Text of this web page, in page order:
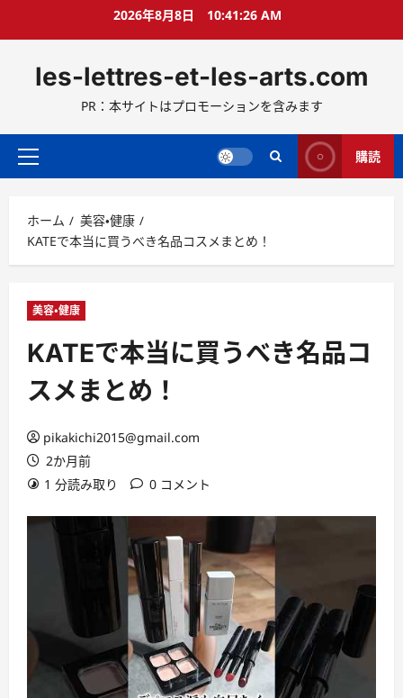
ス
ッ
2026年8月8日 10:41:27 AM
les-lettres-et-les-arts.com
PR：本サイトはプロモーションを含みます
メ
メ
ニ
ュ
購読
ホーム
美容・健康
KATEで本当に買うべき名品コスメまとめ！
美容・健康
KATEで本当に買うべき名品コ
スメまとめ！
pikakichi2015@gmail.com
2か月前
1 分読み取り
0 コメント